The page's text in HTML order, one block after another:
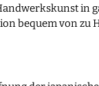
in
bequem von zu